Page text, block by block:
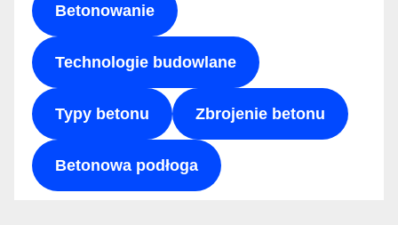
Betonowanie
Technologie budowlane
Typy betonu Zbrojenie betonu
Betonowa podłoga